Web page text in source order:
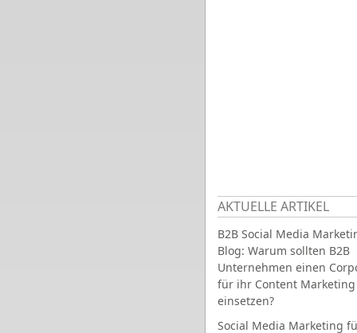
AKTUELLE ARTIKEL
B2B Social Media
Blog: Warum sollten B2B
Unternehmen einen
für ihr Content Marketing
einsetzen?
Social Media Marketing